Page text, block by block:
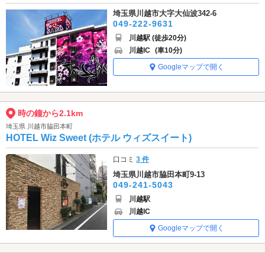
埼玉県川越市大字大仙波342-6
049-222-9631
川越駅 (徒歩20分)
川越IC (車10分)
Googleマップで開く
時の鐘から2.1km
埼玉県 川越市脇田本町
HOTEL Wiz Sweet (ホテル ウィズスイート)
口コミ3 件
埼玉県川越市脇田本町9-13
049-241-5043
川越駅
川越IC
Googleマップで開く